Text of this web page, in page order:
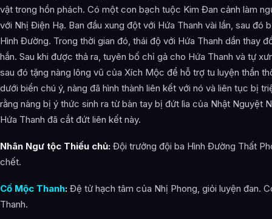
vật trong hồn phách. Có một con bạch tuộc Kim Đan cảnh làm
với Nhị Điện Hạ. Ban đầu xung đột với Hứa Thanh vài lần, sau đó
Hình Đường. Trong thời gian đó, thái độ với Hứa Thanh dần thay
hắn. Sau khi được thả ra, tuyên bố chỉ gả cho Hứa Thanh và tự
sau đó tặng nàng lông vũ của Xích Mộc để hỗ trợ tu luyện thần
dưới biển chú ý, nàng đã hình thành liên kết với nó và liên tục bị
rằng nàng bị ý thức sinh ra từ bàn tay bị đứt lìa của Nhật Nguyệt
Hứa Thanh đã cắt đứt liên kết này.
Nhân Ngư tộc Thiếu chủ: Đội trưởng đội ba Hình Đường Thất
chết.
Cố Mộc Thanh: Đệ tử hạch tâm của Nhị Phong, giỏi luyện đan.
Thanh.